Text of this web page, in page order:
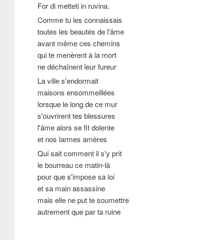
For di metteti in ruvina.
Comme tu les connaissais
toutes les beautés de l'âme
avant même ces chemins
qui te menèrent à la mort
ne déchaînent leur fureur
La ville s'endormait
maisons ensommeillées
lorsque le long de ce mur
s'ouvrirent tes blessures
l'âme alors se fit dolente
et nos larmes amères
Qui sait comment il s'y prit
le bourreau ce matin-là
pour que s'impose sa loi
et sa main assassine
mais elle ne put te soumettre
autrement que par ta ruine